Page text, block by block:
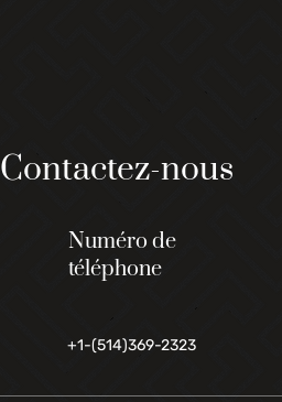
Contactez-nous
Numéro de
téléphone
+1-(514)369-2323